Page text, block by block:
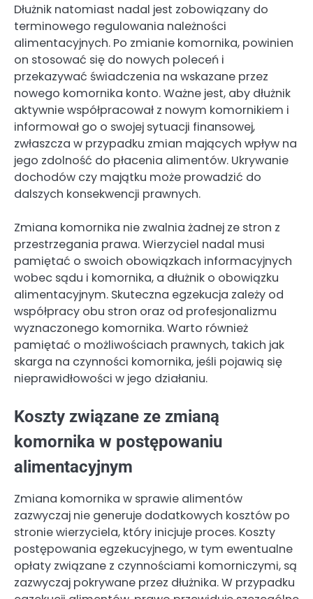
Dłużnik natomiast nadal jest zobowiązany do
terminowego regulowania należności
alimentacyjnych. Po zmianie komornika, powinien
on stosować się do nowych poleceń i
przekazywać świadczenia na wskazane przez
nowego komornika konto. Ważne jest, aby dłużnik
aktywnie współpracował z nowym komornikiem i
informował go o swojej sytuacji finansowej,
zwłaszcza w przypadku zmian mających wpływ na
jego zdolność do płacenia alimentów. Ukrywanie
dochodów czy majątku może prowadzić do
dalszych konsekwencji prawnych.
Zmiana komornika nie zwalnia żadnej ze stron z
przestrzegania prawa. Wierzyciel nadal musi
pamiętać o swoich obowiązkach informacyjnych
wobec sądu i komornika, a dłużnik o obowiązku
alimentacyjnym. Skuteczna egzekucja zależy od
współpracy obu stron oraz od profesjonalizmu
wyznaczonego komornika. Warto również
pamiętać o możliwościach prawnych, takich jak
skarga na czynności komornika, jeśli pojawią się
nieprawidłowości w jego działaniu.
Koszty związane ze zmianą
komornika w postępowaniu
alimentacyjnym
Zmiana komornika w sprawie alimentów
zazwyczaj nie generuje dodatkowych kosztów po
stronie wierzyciela, który inicjuje proces. Koszty
postępowania egzekucyjnego, w tym ewentualne
opłaty związane z czynnościami komorniczymi, są
zazwyczaj pokrywane przez dłużnika. W przypadku